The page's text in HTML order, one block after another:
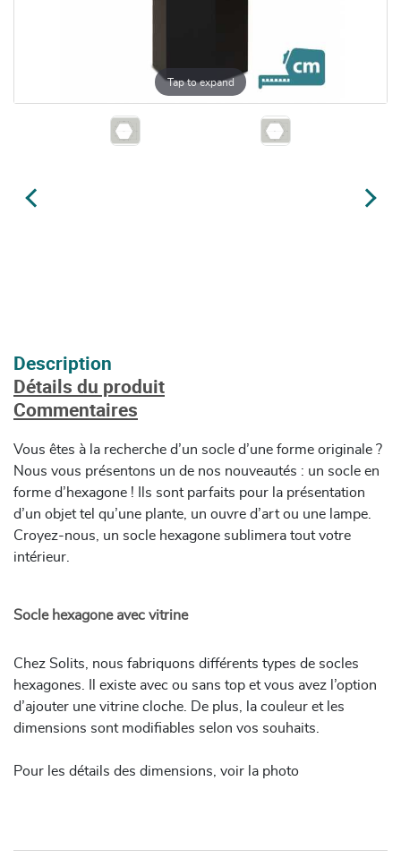
Tap to expand
Description
Détails du produit
Commentaires
Vous êtes à la recherche d’un socle d’une forme originale ?
Nous vous présentons un de nos nouveautés : un socle en
forme d’hexagone ! Ils sont parfaits pour la présentation
d’un objet tel qu’une plante, un ouvre d’art ou une lampe.
Croyez-nous, un socle hexagone sublimera tout votre
intérieur.
Socle hexagone avec vitrine
Chez Solits, nous fabriquons différents types de socles
hexagones. Il existe avec ou sans top et vous avez l’option
d’ajouter une vitrine cloche. De plus, la couleur et les
dimensions sont modifiables selon vos souhaits.
Pour les détails des dimensions, voir la photo